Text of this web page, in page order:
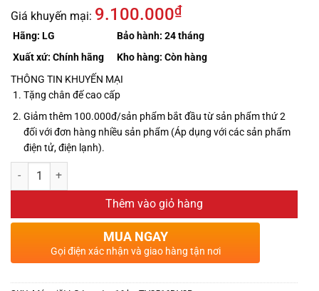
Giá khuyến mại: 9.100.000₫
Hãng: LG
Xuất xứ: Chính hãng
Bảo hành: 24 tháng
Kho hàng: Còn hàng
THÔNG TIN KHUYẾN MẠI
Tặng chân đế cao cấp
Giảm thêm 100.000đ/sản phẩm bắt đầu từ sản phẩm thứ 2
đối với đơn hàng nhiều sản phẩm (Áp dụng với các sản phẩm
điện tử, điện lạnh).
Thêm vào giỏ hàng
MUA NGAY
Gọi điện xác nhận và giao hàng tận nơi